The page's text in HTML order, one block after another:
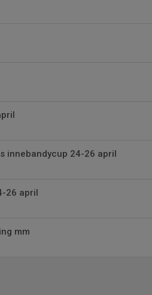
innebandycup 24-26 april
26 april
mm